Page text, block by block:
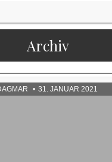
Archiv
31. JANUAR 2021